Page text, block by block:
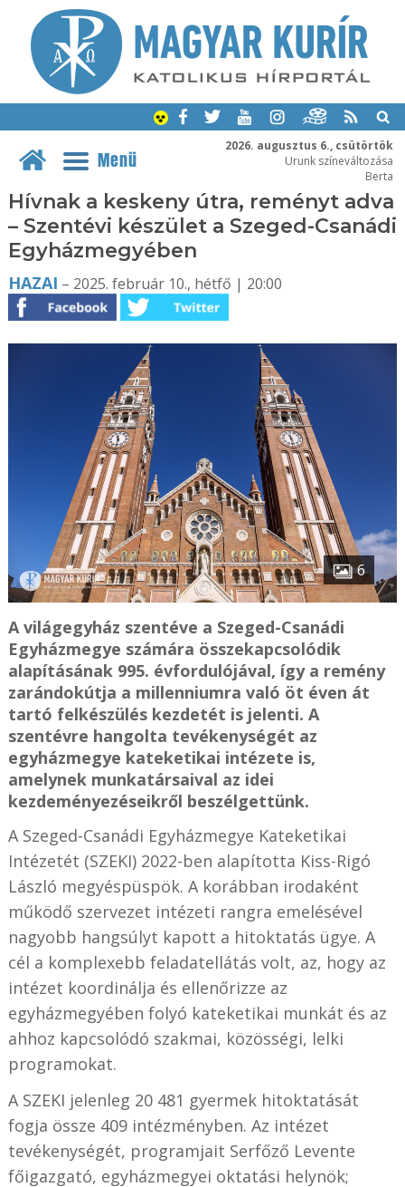
2026. augusztus 6., csütörtök
Urunk színeváltozása
Berta
Menü
Hívnak a keskeny útra, reményt adva
– Szentévi készület a Szeged-Csanádi
Egyházmegyében
HAZAI – 2025. február 10., hétfő | 20:00
6
A világegyház szentéve a Szeged-Csanádi
Egyházmegye számára összekapcsolódik
alapításának 995. évfordulójával, így a remény
zarándokútja a millenniumra való öt éven át
tartó felkészülés kezdetét is jelenti. A
szentévre hangolta tevékenységét az
egyházmegye kateketikai intézete is,
amelynek munkatársaival az idei
kezdeményezéseikről beszélgettünk.
A Szeged-Csanádi Egyházmegye Kateketikai
Intézetét (SZEKI) 2022-ben alapította Kiss-Rigó
László megyéspüspök. A korábban irodaként
működő szervezet intézeti rangra emelésével
nagyobb hangsúlyt kapott a hitoktatás ügye. A
cél a komplexebb feladatellátás volt, az, hogy az
intézet koordinálja és ellenőrizze az
egyházmegyében folyó kateketikai munkát és az
ahhoz kapcsolódó szakmai, közösségi, lelki
programokat.
A SZEKI jelenleg 20 481 gyermek hitoktatását
fogja össze 409 intézményben. Az intézet
tevékenységét, programjait Serfőző Levente
főigazgató, egyházmegyei oktatási helynök;